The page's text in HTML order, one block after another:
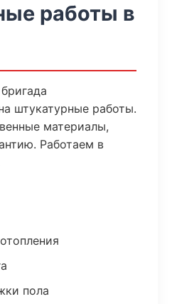
работы в
штукатурные работы.
материалы,
Работаем в
пола